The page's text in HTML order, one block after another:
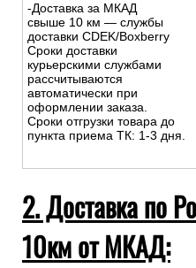
-Доставка за МКАД
свыше 10 км — службы
доставки CDEK/Boxberry
Сроки доставки
курьерскими службами
рассчитываются
автоматически при
оформлении заказа.
Сроки отгрузки товара до
пункта приема ТК: 1-3 дня.
2. Доставка по
10км от МКАД: